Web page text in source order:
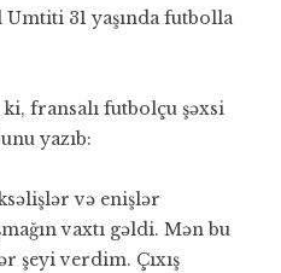
31 yaşında futbolla
fransalı futbolçu şəxsi
yazıb:
və enişlər
vaxtı gəldi. Mən bu
şeyi verdim. Çıxış